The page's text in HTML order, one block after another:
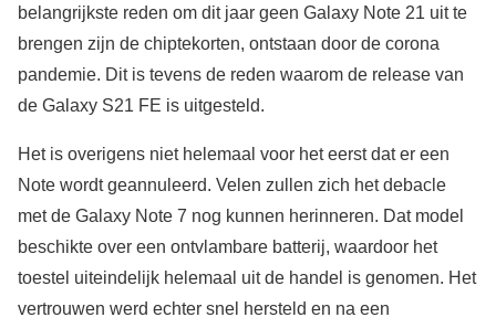
belangrijkste reden om dit jaar geen Galaxy Note 21 uit te
brengen zijn de chiptekorten, ontstaan door de corona
pandemie. Dit is tevens de reden waarom de release van
de Galaxy S21 FE is uitgesteld.
Het is overigens niet helemaal voor het eerst dat er een
Note wordt geannuleerd. Velen zullen zich het debacle
met de Galaxy Note 7 nog kunnen herinneren. Dat model
beschikte over een ontvlambare batterij, waardoor het
toestel uiteindelijk helemaal uit de handel is genomen. Het
vertrouwen werd echter snel hersteld en na een